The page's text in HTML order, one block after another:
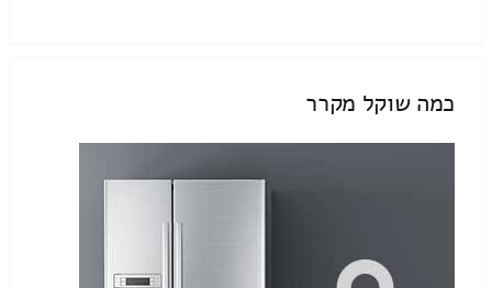
כמה שוקל מקרר